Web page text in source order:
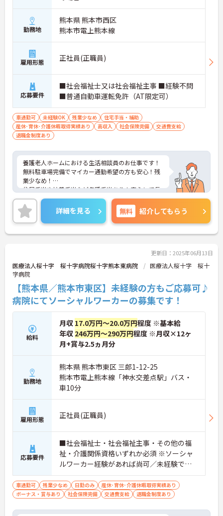
勤務地
熊本県 熊本市西区
熊本市電上熊本線
雇用形態 正社員(正職員)
応募要件
■社会福祉士又は社会福祉主事 ■経験不問
■普通自動車運転免許（AT限定可）
車通勤可 未経験OK 残業少なめ
住宅手当・補助
産休･育休･介護休暇取得実績あり
高収入 社会保険完備
交通費支給
退職金制度あり
養護老人ホームにおける生活相談員のお仕事です！
無料駐車場完備でマイカー通勤希望の方も安心！残
業少なめ！
住居手当や扶養手当など各種手当あり！安心して長
期での就業が可能です。
ご興味ある方には、面接対策ポイントなど、さらに
詳細をお話しいたしますのでお気軽にご相談くださ
い！
詳細を見る 無料 紹介してもらう
更新日：2025年06月13日
医療法人桜十字 桜十字病院桜十字熊本東病院
医療法人桜十字 桜十
字病院
【熊本県／熊本市東区】未経験の方もご応募可♪
病院にてソーシャルワーカーの募集です！
給料
月収 17.0万円～20.0万円程度 ※基本給
年収 246万円～290万円程度 ※月収×12ヶ
月+賞与2.5ヵ月分
勤務地
熊本県 熊本市東区 三郎1-12-25
熊本市電上熊本線「神水交差点駅」バス・
車10分
雇用形態 正社員(正職員)
応募要件
■社会福祉士・社会福祉主事・その他の福
祉・介護関係資格いずれか必須 ※ソーシャ
ルワーカー経験があれば尚可／未経験でも
ご応募可 ※普通自動車運転免許あれば尚可
（AT限定可）
車通勤可 残業少なめ 日勤のみ
産休･育休･介護休暇取得実績あり
ボーナス・賞与あり
社会保険完備 交通費支給 退職金制度あり